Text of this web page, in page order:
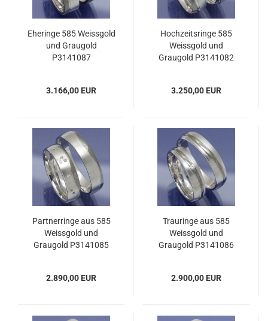
Eheringe 585 Weissgold
und Graugold
P3141087
3.166,00 EUR
Hochzeitsringe 585
Weissgold und
Graugold P3141082
3.250,00 EUR
Partnerringe aus 585
Weissgold und
Graugold P3141085
2.890,00 EUR
Trauringe aus 585
Weissgold und
Graugold P3141086
2.900,00 EUR